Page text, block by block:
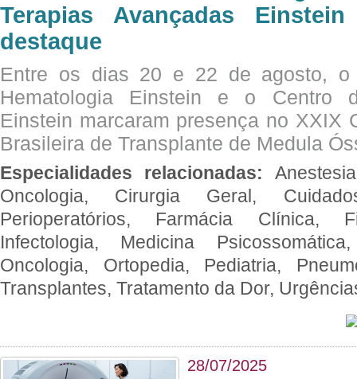
Terapias Avançadas
destaque
Entre os dias 20 e 22 de agosto, o
Hematologia Einstein e o Centro
Einstein marcaram presença no XXIX
Brasileira de Transplante de Medula
Especialidades relacionadas:
Oncologia, Cirurgia Geral,
Perioperatórios, Farmácia Clínica,
Infectologia, Medicina
Oncologia, Ortopedia, Pediatria,
Transplantes, Tratamento da Dor,
28/07/2025